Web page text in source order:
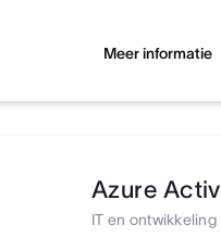
Meer informatie
Azure
IT en ontwikkeling